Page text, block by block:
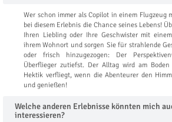
Wer schon immer als Copilot in einem Flugzeug
bei diesem Erlebnis die Chance seines Lebens!
Ihren Liebling oder Ihre Geschwister mit
ihrem Wohnort und sorgen Sie für strahlende
oder frisch hinzugezogen: Der
Überflieger zutiefst. Der Alltag wird am
Hektik verfliegt, wenn die Abenteurer den
und genießen!
Welche anderen Erlebnisse könnten mich
interessieren?